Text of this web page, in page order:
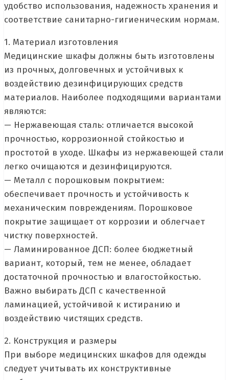
удобство использования, надежность хранения и
соответствие санитарно-гигиеническим нормам.
1. Материал изготовления
Медицинские шкафы должны быть изготовлены
из прочных, долговечных и устойчивых к
воздействию дезинфицирующих средств
материалов. Наиболее подходящими вариантами
являются:
— Нержавеющая сталь: отличается высокой
прочностью, коррозионной стойкостью и
простотой в уходе. Шкафы из нержавеющей стали
легко очищаются и дезинфицируются.
— Металл с порошковым покрытием:
обеспечивает прочность и устойчивость к
механическим повреждениям. Порошковое
покрытие защищает от коррозии и облегчает
чистку поверхностей.
— Ламинированное ДСП: более бюджетный
вариант, который, тем не менее, обладает
достаточной прочностью и влагостойкостью.
Важно выбирать ДСП с качественной
ламинацией, устойчивой к истиранию и
воздействию чистящих средств.
2. Конструкция и размеры
При выборе медицинских шкафов для одежды
следует учитывать их конструктивные